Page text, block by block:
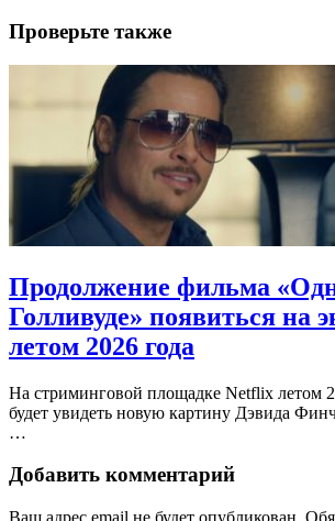
Проверьте также
Продолжение фильма
Голливуде» появиться на
летом 2026 года
На стриминговой площадке Netflix летом
будет увидеть новую картину Дэвида
…
Добавить комментарий
Ваш адрес email не будет опубликован.